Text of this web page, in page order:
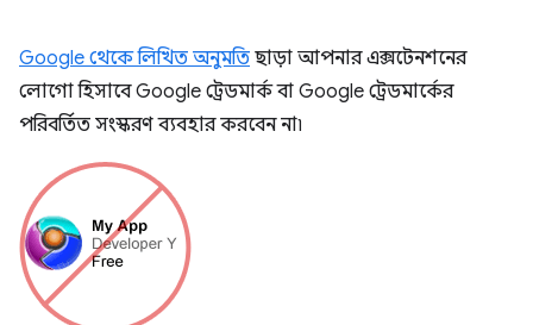
Google থেকে লিখিত অনুমতি ছাড়া আপনার এক্সটেনশনের
লোগো হিসাবে Google ট্রেডমার্ক বা Google ট্রেডমার্কের
পরিবর্তিত সংস্করণ ব্যবহার করবেন না৷